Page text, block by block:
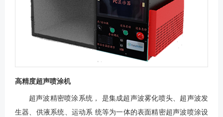
高精度超声喷涂机
超声波精密喷涂系统， 是集成超声波雾化喷头、超声波发
生器、供液系统、运动系 统等为一体的表面精密超声波喷涂设